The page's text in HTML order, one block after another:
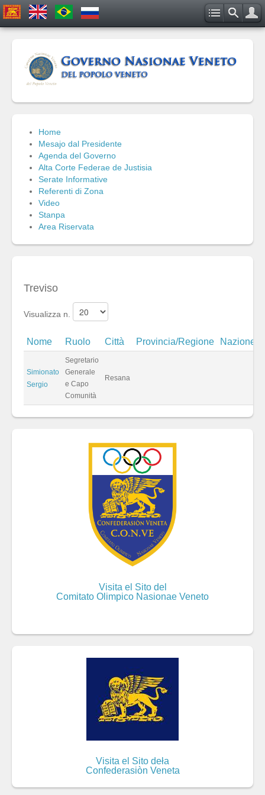
Home
Mesajo dal Presidente
Agenda del Governo
Alta Corte Federae de Justisia
Serate Informative
Referenti di Zona
Video
Stanpa
Area Riservata
Treviso
Visualizza n.
Nome Ruolo Città Provincia/Regione Nazione
Simionato
Sergio
Segretario
Generale
e Capo
Comunità
Resana
Visita el Sito del
Comitato Olimpico Nasionae Veneto
Visita el Sito deła
Confederasiòn Veneta